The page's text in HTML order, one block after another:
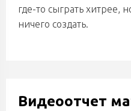
где-то сыграть хитрее,
ничего создать.
Видеоотчет